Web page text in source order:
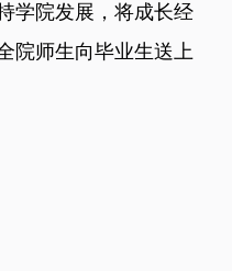
学院发展，将成长经
院师生向毕业生送上